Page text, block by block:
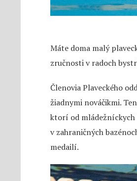
Máte doma malý
zručnosti v radoch
Členovia Plaveckého
žiadnymi nováčikmi.
ktorí od mládežníckych
v zahraničných
medailí.